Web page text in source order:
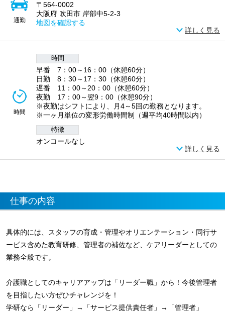
通勤
〒564-0002
大阪府 吹田市 岸部中5-2-3
地図を確認する
詳しく見る
時間
時間
早番 7：00～16：00（休憩60分）
日勤 8：30～17：30（休憩60分）
遅番 11：00～20：00（休憩60分）
夜勤 17：00～翌9：00（休憩90分）
※夜勤はシフトにより、月4～5回の勤務となります。
※一ヶ月単位の変形労働時間制（週平均40時間以内）
特徴
オンコールなし
詳しく見る
仕事の内容
具体的には、スタッフの育成・管理やオリエンテーション・同行サ
ービス含めた教育研修、管理者の補佐など、ケアリーダーとしての
業務全般です。
介護職としてのキャリアアップは「リーダー職」から！今後管理者
を目指したい方ぜひチャレンジを！
学研なら「リーダー」→「サービス提供責任者」→「管理者」